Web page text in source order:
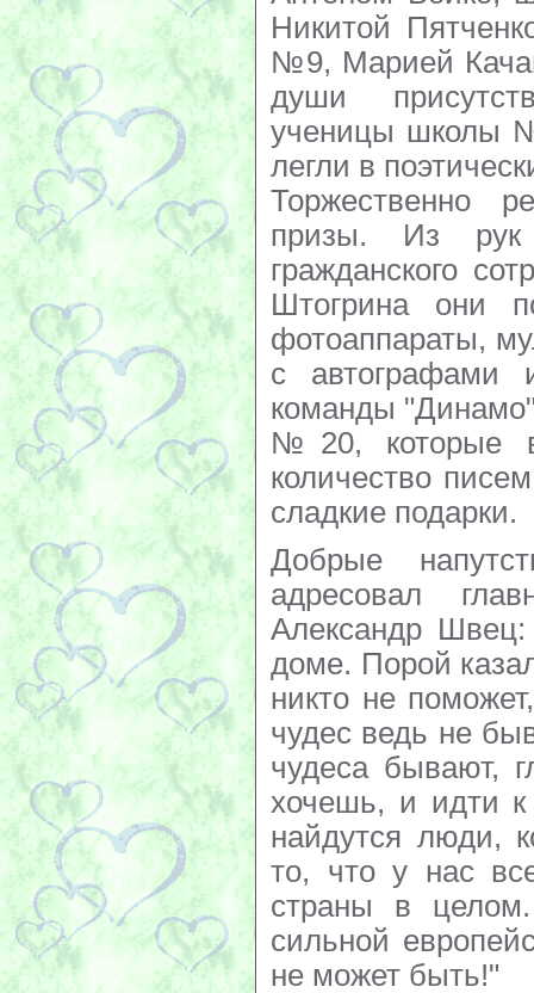
Никитой
№9, Марией
души
ученицы школы
легли в
Торжественно
призы. Из рук
гражданского
Штогрина они
фотоаппараты,
с автографами
команды
№20, которые в
количество
сладкие подарки.
Добрые
адресовал
Александр
доме. Порой
никто не
чудес ведь не
чудеса бывают,
хочешь, и идти к
найдутся люди,
то, что у нас
страны в
сильной
не может быть!"